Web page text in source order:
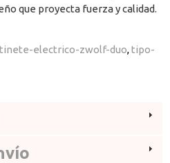
que proyecta fuerza y calidad.
electrico-zwolf-duo tipo-